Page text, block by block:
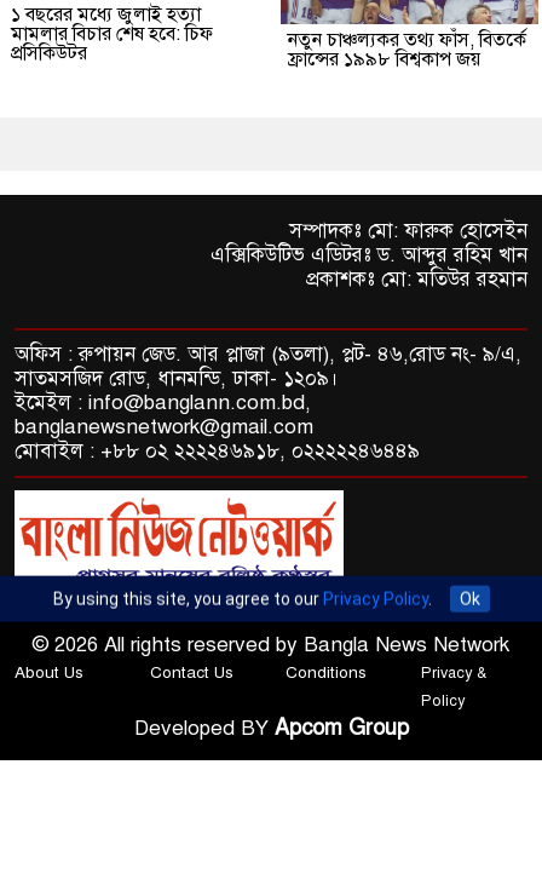
১ বছরের মধ্যে জুলাই হত্যা
মামলার বিচার শেষ হবে: চিফ
প্রসিকিউটর
নতুন চাঞ্চল্যকর তথ্য ফাঁস, বিতর্কে
ফ্রান্সের ১৯৯৮ বিশ্বকাপ জয়
সম্পাদকঃ মো: ফারুক হোসেইন
এক্সিকিউটিভ এডিটরঃ ড. আব্দুর রহিম খান
প্রকাশকঃ মো: মতিউর রহমান
অফিস : রুপায়ন জেড. আর প্লাজা (৯তলা), প্লট- ৪৬,রোড নং- ৯/এ,
সাতমসজিদ রোড, ধানমন্ডি, ঢাকা- ১২০৯।
ইমেইল : info@banglann.com.bd,
banglanewsnetwork@gmail.com
মোবাইল : +৮৮ ০২ ২২২২৪৬৯১৮, ০২২২২২৪৬৪৪৯
© 2026 All rights reserved by Bangla News Network
About Us Contact Us Conditions
Privacy &
Policy
Developed BY Apcom Group
By using this site, you agree to ourPrivacy Policy. Ok